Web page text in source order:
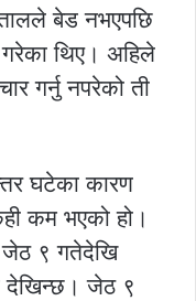
बेड नभएपछि
थिए। अहिले
गर्नु नपरेको ती
घटेका कारण
कम भएको हो।
जेठ ९ गतेदेखि
जेठ ९